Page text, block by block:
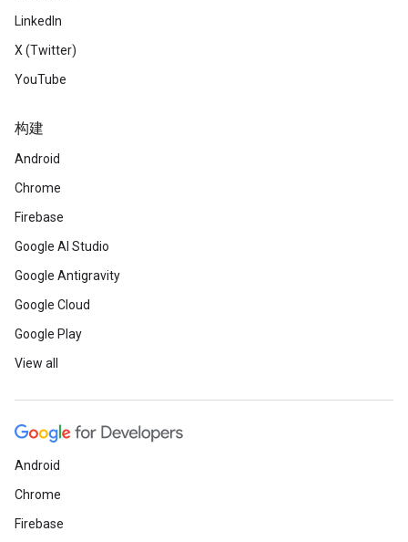
LinkedIn
X (Twitter)
YouTube
构建
Android
Chrome
Firebase
Google AI Studio
Google Antigravity
Google Cloud
Google Play
View all
Android
Chrome
Firebase